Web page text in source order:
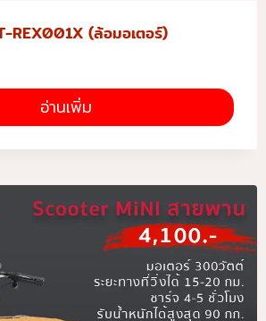
REX001X (ล้อมอเตอร์)
อ่านเพิ่ม